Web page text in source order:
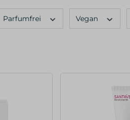
Parfumfrei Vegan